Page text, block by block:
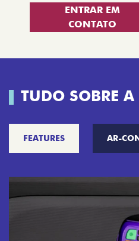
ENTRAR EM
CONTATO
TUDO SOBRE A
FEATURES AR-